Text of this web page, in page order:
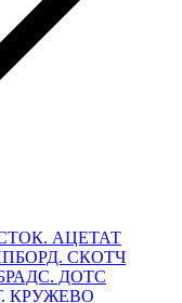
АЦЕТАТ
СКОТЧ
ДОТС
КРУЖЕВО